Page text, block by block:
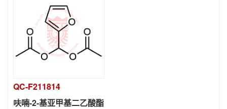
QC-F211814
呋喃-2-基亚甲基二乙酸酯